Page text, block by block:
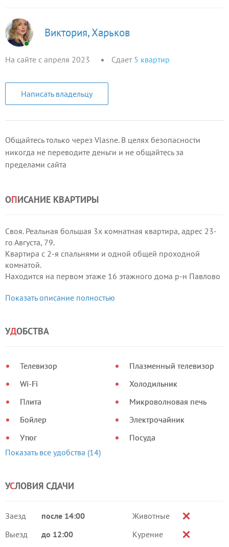
Виктория, Харьков
На сайте с апреля 2023 Сдает 5 квартир
Написать владельцу
Общайтесь только через Vlasne. В целях безопасности
никогда не переводите деньги и не общайтесь за
пределами сайта
ОПИСАНИЕ КВАРТИРЫ
Своя. Реальная большая 3х комнатная квартира, адрес 23-
го Августа, 79.
Квартира с 2-я спальнями и одной общей проходной
комнатой.
Находится на первом этаже 16 этажного дома р-н Павлово
Рядом находится самое красивое место в Харькове -
Показать описание полностью
УДОБСТВА
Телевизор
Wi-Fi
Плита
Бойлер
Утюг
Плазменный телевизор
Холодильник
Микроволновая печь
Электрочайник
Посуда
Показать все удобства (14)
УСЛОВИЯ СДАЧИ
Заезд
после 14:00
Выезд
до 12:00
Животные
Курение